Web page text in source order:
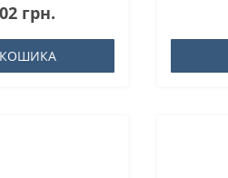
грн.